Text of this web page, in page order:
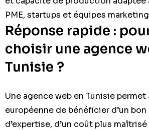
PME, startups et équipes
Réponse rapide :
choisir une agence
Tunisie ?
Une agence web en Tunisie
européenne de bénéficier d’un bon
d’expertise, d’un coût plus maîtrisé